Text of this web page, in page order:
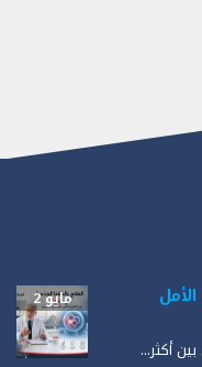
مايو 2
أكثر...